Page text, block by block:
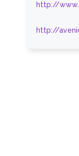
http://
http://